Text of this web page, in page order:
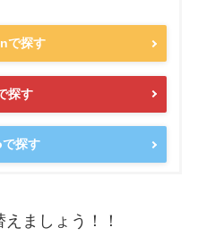
で探す
探す
探す
ましょう！！